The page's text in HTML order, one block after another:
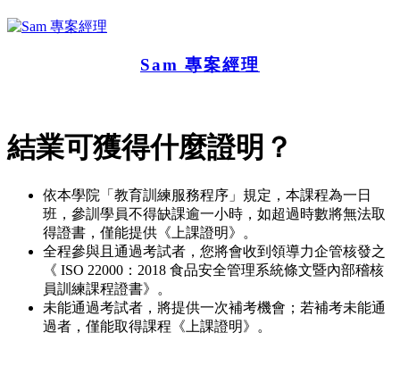
Sam 專案經理
結業可獲得什麼證明？
依本學院「教育訓練服務程序」規定，本課程為一日
班，參訓學員不得缺課逾一小時，如超過時數將無法取
得證書，僅能提供《上課證明》。
全程參與且通過考試者，您將會收到領導力企管核發之
《 ISO 22000：2018 食品安全管理系統條文暨內部稽核
員訓練課程證書》。
未能通過考試者，將提供一次補考機會；若補考未能通
過者，僅能取得課程《上課證明》。